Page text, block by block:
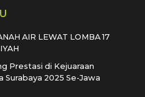
AIR LEWAT LOMBA 17
Prestasi di Kejuaraan
2025 Se-Jawa